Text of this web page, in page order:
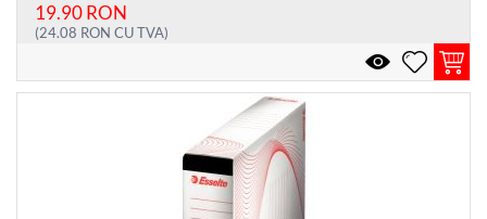
19.90RON
(24.08 RON CU TVA)